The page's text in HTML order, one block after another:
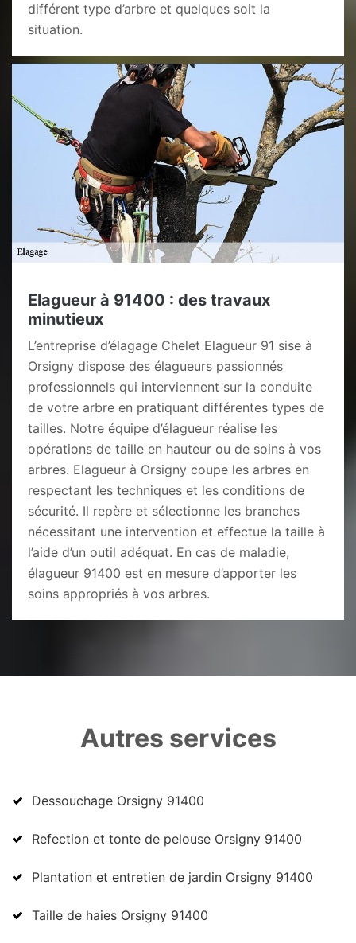
différent type d’arbre et quelques soit la
situation.
Elagueur à 91400 : des travaux
minutieux
L’entreprise d’élagage Chelet Elagueur 91 sise à
Orsigny dispose des élagueurs passionnés
professionnels qui interviennent sur la conduite
de votre arbre en pratiquant différentes types de
tailles. Notre équipe d’élagueur réalise les
opérations de taille en hauteur ou de soins à vos
arbres. Elagueur à Orsigny coupe les arbres en
respectant les techniques et les conditions de
sécurité. Il repère et sélectionne les branches
nécessitant une intervention et effectue la taille à
l’aide d’un outil adéquat. En cas de maladie,
élagueur 91400 est en mesure d’apporter les
soins appropriés à vos arbres.
Autres services
Dessouchage Orsigny 91400
Refection et tonte de pelouse Orsigny 91400
Plantation et entretien de jardin Orsigny 91400
Taille de haies Orsigny 91400